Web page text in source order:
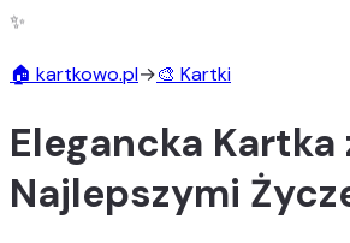
✨
🏠 kartkowo.pl→🎨 Kartki
Elegancka Kartka
Najlepszymi